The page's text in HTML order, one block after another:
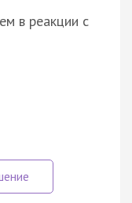
в реакции с